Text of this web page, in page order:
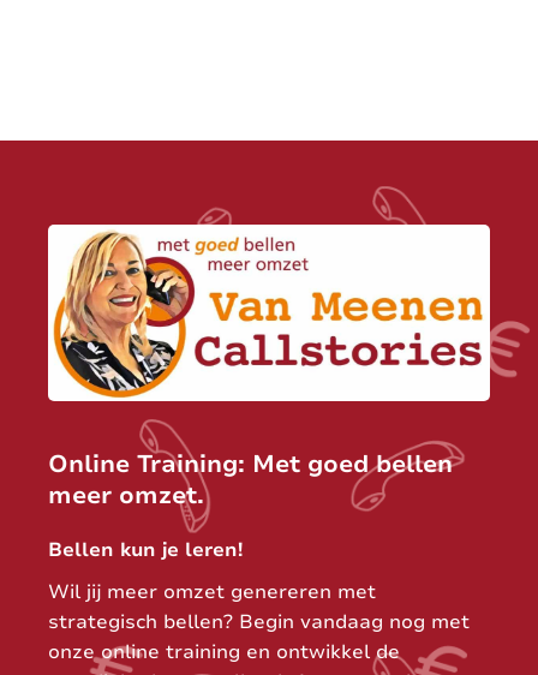
Online Training: Met goed bellen
meer omzet.
Bellen kun je leren!
Wil jij meer omzet genereren met
strategisch bellen? Begin vandaag nog met
onze online training en ontwikkel de